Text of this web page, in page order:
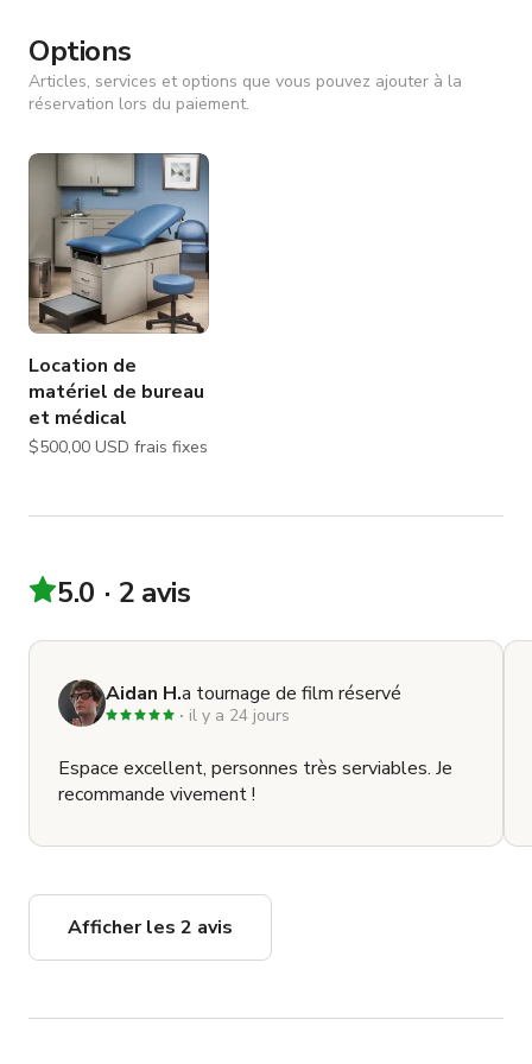
Options
Articles, services et options que vous pouvez ajouter à la
réservation lors du paiement.
Location de
matériel de bureau
et médical
$500,00 USD frais fixes
5.0 2 avis
Aidan H.a tournage de film réservé
il y a 24 jours
Espace excellent, personnes très serviables. Je
recommande vivement !
Afficher les 2 avis